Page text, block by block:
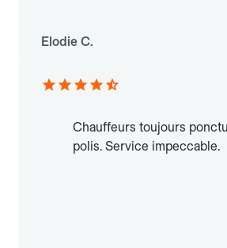
Elodie C.
Chauffeurs toujours
polis. Service impeccable.